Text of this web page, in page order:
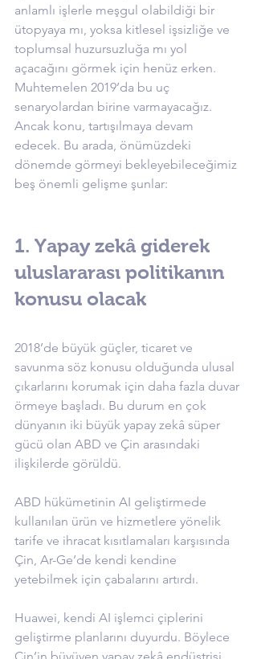
anlamlı işlerle meşgul olabildiği bir
ütopyaya mı, yoksa kitlesel işsizliğe ve
toplumsal huzursuzluğa mı yol
açacağını görmek için henüz erken.
Muhtemelen 2019’da bu uç
senaryolardan birine varmayacağız.
Ancak konu, tartışılmaya devam
edecek. Bu arada, önümüzdeki
dönemde görmeyi bekleyebileceğimiz
beş önemli gelişme şunlar:
1. Yapay zekâ giderek
uluslararası politikanın
konusu olacak
2018’de büyük güçler, ticaret ve
savunma söz konusu olduğunda ulusal
çıkarlarını korumak için daha fazla duvar
örmeye başladı. Bu durum en çok
dünyanın iki büyük yapay zekâ süper
gücü olan ABD ve Çin arasındaki
ilişkilerde görüldü.
ABD hükümetinin AI geliştirmede
kullanılan ürün ve hizmetlere yönelik
tarife ve ihracat kısıtlamaları karşısında
Çin, Ar-Ge’de kendi kendine
yetebilmek için çabalarını artırdı.
Huawei, kendi AI işlemci çiplerini
geliştirme planlarını duyurdu. Böylece